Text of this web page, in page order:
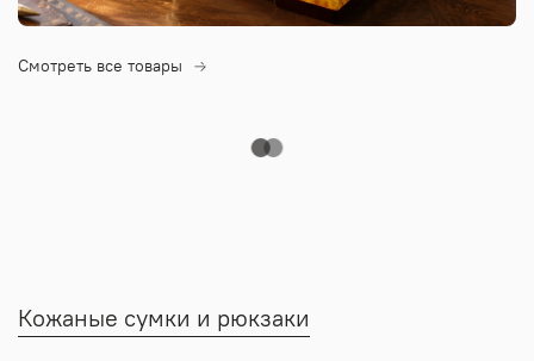
Смотреть все товары
Кожаные сумки и рюкзаки